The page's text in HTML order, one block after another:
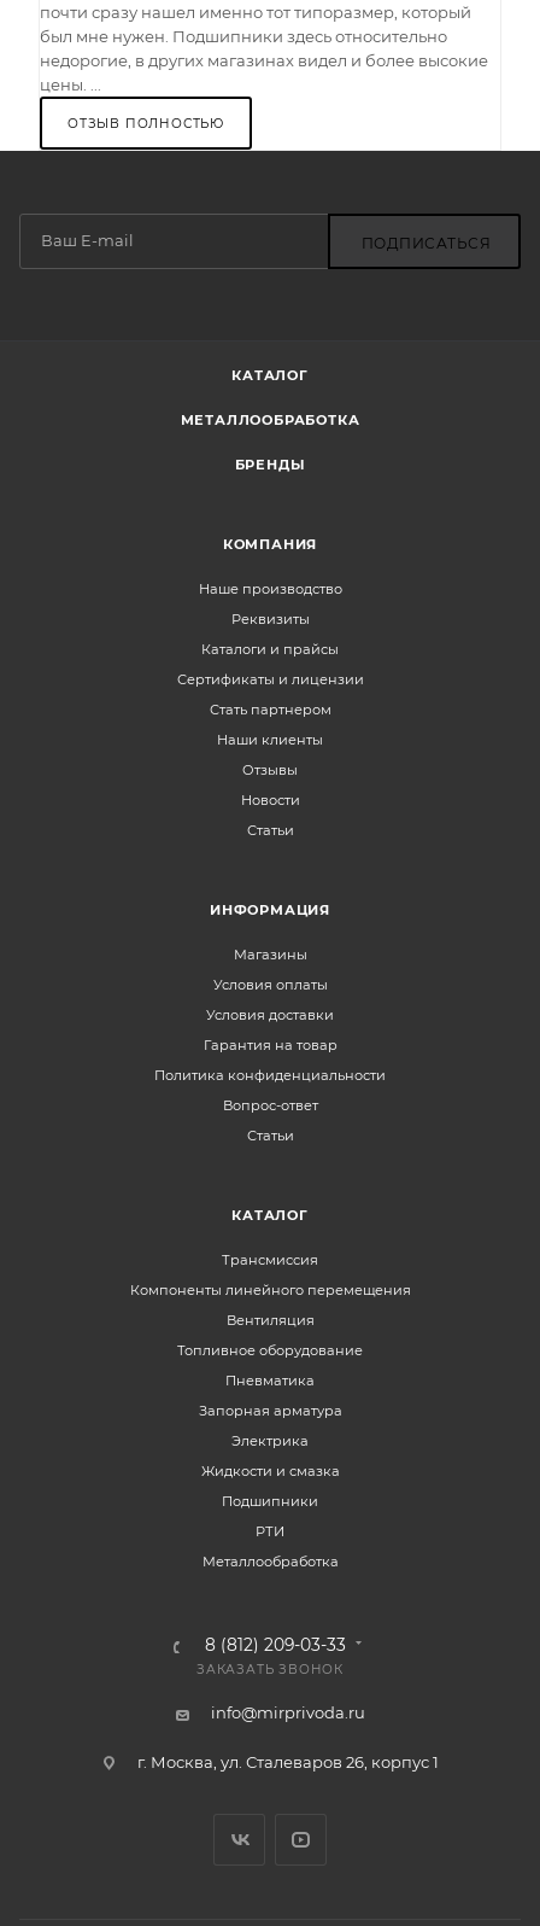
почти сразу нашел именно тот типоразмер, который
был мне нужен. Подшипники здесь относительно
недорогие, в других магазинах видел и более высокие
цены. ...
ОТЗЫВ ПОЛНОСТЬЮ
ПОДПИСАТЬСЯ
КАТАЛОГ
МЕТАЛЛООБРАБОТКА
БРЕНДЫ
КОМПАНИЯ
Наше производство
Реквизиты
Каталоги и прайсы
Сертификаты и лицензии
Стать партнером
Наши клиенты
Отзывы
Новости
Статьи
ИНФОРМАЦИЯ
Магазины
Условия оплаты
Условия доставки
Гарантия на товар
Политика конфиденциальности
Вопрос-ответ
Статьи
КАТАЛОГ
Трансмиссия
Компоненты линейного перемещения
Вентиляция
Топливное оборудование
Пневматика
Запорная арматура
Электрика
Жидкости и смазка
Подшипники
РТИ
Металлообработка
8 (812) 209-03-33
ЗАКАЗАТЬ ЗВОНОК
info@mirprivoda.ru
г. Москва, ул. Сталеваров 26, корпус 1